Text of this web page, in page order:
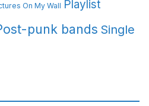
On My Wall Playlist
punk bands Single